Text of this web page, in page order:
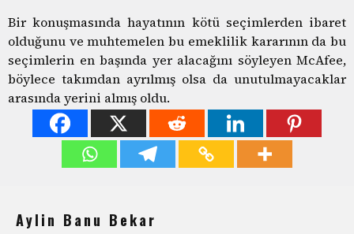
Bir konuşmasında hayatının kötü seçimlerden ibaret
olduğunu ve muhtemelen bu emeklilik kararının da bu
seçimlerin en başında yer alacağını söyleyen McAfee,
böylece takımdan ayrılmış olsa da unutulmayacaklar
arasında yerini almış oldu.
Aylin Banu Bekar